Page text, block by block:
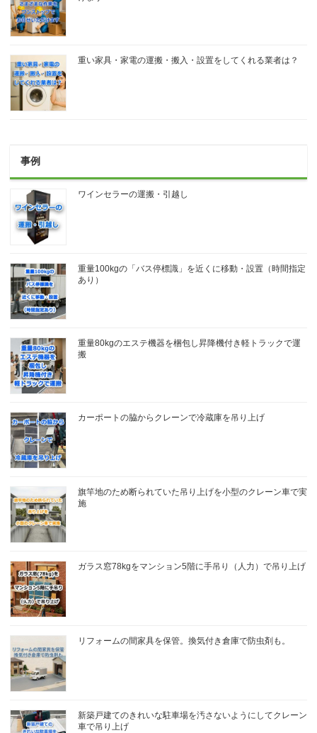
重い家具・家電の運搬・搬入・設置をしてくれる業者は？
事例
ワインセラーの運搬・引越し
重量100kgの「バス停標識」を近くに移動・設置（時間指定
あり）
重量80kgのエステ機器を梱包し昇降機付き軽トラックで運
搬
カーポートの脇からクレーンで冷蔵庫を吊り上げ
旗竿地のため断られていた吊り上げを小型のクレーン車で実
施
ガラス窓78kgをマンション5階に手吊り（人力）で吊り上げ
リフォームの間家具を保管。換気付き倉庫で防虫剤も。
新築戸建てのきれいな駐車場を汚さないようにしてクレーン
車で吊り上げ